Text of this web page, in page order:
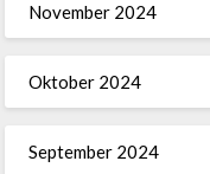
November 2024
Oktober 2024
September 2024